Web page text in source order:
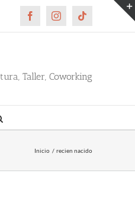
FacebookInstagramTiktok
Taller, Coworking
Inicio recien nacido